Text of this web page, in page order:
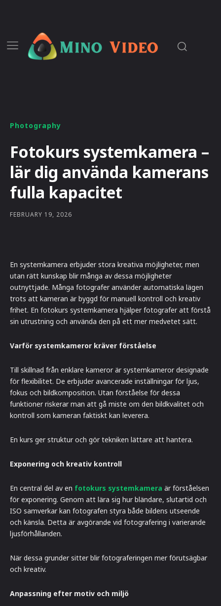
Photography
Fotokurs systemkamera –
lär dig använda kamerans
fulla kapacitet
FEBRUARY 19, 2026
En systemkamera erbjuder stora kreativa möjligheter, men
utan rätt kunskap blir många av dessa möjligheter
outnyttjade. Många fotografer använder automatiska lägen
trots att kameran är byggd för manuell kontroll och kreativ
frihet. En fotokurs systemkamera hjälper fotografer att förstå
sin utrustning och använda den på ett mer medvetet sätt.
Varför systemkameror kräver förståelse
Till skillnad från enklare kameror är systemkameror designade
för flexibilitet. De erbjuder avancerade inställningar för ljus,
fokus och bildkomposition. Utan förståelse för dessa
funktioner riskerar man att gå miste om den bildkvalitet och
kontroll som kameran faktiskt kan leverera.
En kurs ger struktur och gör tekniken lättare att hantera.
Exponering och kreativ kontroll
En central del av en fotokurs systemkamera är förståelsen
för exponering. Genom att lära sig hur bländare, slutartid och
ISO samverkar kan fotografen styra både bildens utseende
och känsla. Detta är avgörande vid fotografering i varierande
ljusförhållanden.
När dessa grunder sitter blir fotograferingen mer förutsägbar
och kreativ.
Anpassning efter motiv och miljö